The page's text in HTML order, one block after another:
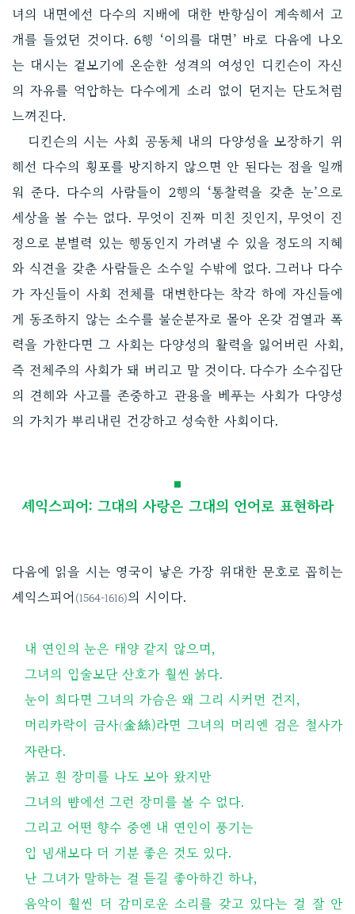
녀의 내면에선 다수의 지배에 대한 반항심이 계속해서 고
개를 들었던 것이다. 6행 ‘이의를 대면’ 바로 다음에 나오
는 대시는 겉보기에 온순한 성격의 여성인 디킨슨이 자신
의 자유를 억압하는 다수에게 소리 없이 던지는 단도처럼
느껴진다.
디킨슨의 시는 사회 공동체 내의 다양성을 보장하기 위
해선 다수의 횡포를 방지하지 않으면 안 된다는 점을 일깨
워 준다. 다수의 사람들이 2행의 ‘통찰력을 갖춘 눈’으로
세상을 볼 수는 없다. 무엇이 진짜 미친 짓인지, 무엇이 진
정으로 분별력 있는 행동인지 가려낼 수 있을 정도의 지혜
와 식견을 갖춘 사람들은 소수일 수밖에 없다. 그러나 다수
가 자신들이 사회 전체를 대변한다는 착각 하에 자신들에
게 동조하지 않는 소수를 불순분자로 몰아 온갖 검열과 폭
력을 가한다면 그 사회는 다양성의 활력을 잃어버린 사회,
즉 전체주의 사회가 돼 버리고 말 것이다. 다수가 소수집단
의 견해와 사고를 존중하고 관용을 베푸는 사회가 다양성
의 가치가 뿌리내린 건강하고 성숙한 사회이다.
셰익스피어: 그대의 사랑은 그대의 언어로 표현하라
다음에 읽을 시는 영국이 낳은 가장 위대한 문호로 꼽히는
셰익스피어 (1564-1616)의 시이다.
내 연인의 눈은 태양 같지 않으며,
그녀의 입술보단 산호가 훨씬 붉다.
눈이 희다면 그녀의 가슴은 왜 그리 시커먼 건지,
머리카락이 금사(金絲)라면 그녀의 머리엔 검은 철사가
자란다.
붉고 흰 장미를 나도 보아 왔지만
그녀의 뺨에선 그런 장미를 볼 수 없다.
그리고 어떤 향수 중엔 내 연인이 풍기는
입 냄새보다 더 기분 좋은 것도 있다.
난 그녀가 말하는 걸 듣길 좋아하긴 하나,
음악이 훨씬 더 감미로운 소리를 갖고 있다는 걸 잘 안